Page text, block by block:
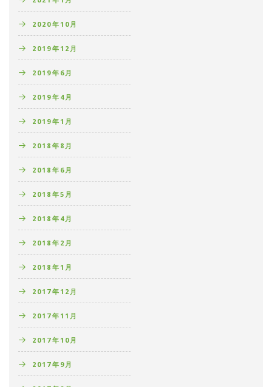
2020年10月
2019年12月
2019年6月
2019年4月
2019年1月
2018年8月
2018年6月
2018年5月
2018年4月
2018年2月
2018年1月
2017年12月
2017年11月
2017年10月
2017年9月